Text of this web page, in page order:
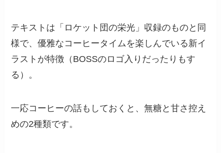
テキストは「ロケット団の栄光」収録のものと同
様で、優雅なコーヒータイムを楽しんでいる新イ
ラストが特徴（BOSSのロゴ入りだったりもす
る）。
一応コーヒーの話もしておくと、無糖と甘さ控え
めの2種類です。